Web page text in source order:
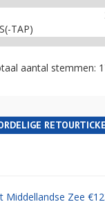
TAP)
aantal stemmen:
Middellandse Zee